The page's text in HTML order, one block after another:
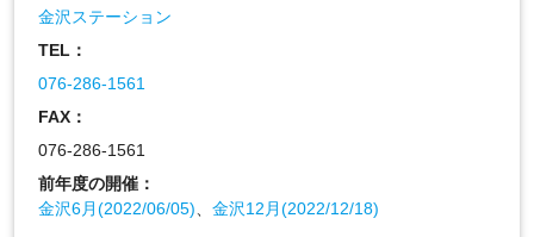
金沢ステーション
TEL：
076-286-1561
FAX：
076-286-1561
前年度の開催：
金沢6月(2022/06/05)
金沢12月(2022/12/18)